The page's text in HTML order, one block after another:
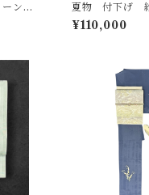
ーン
イン
夏物 付下げ 紗 黒地 金
砂色系の疋田市
裄丈 72㎝
¥110,000